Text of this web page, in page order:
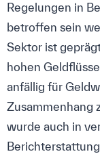
Regelungen in
betroffen sein
Sektor ist
hohen
anfällig für
Zusammenhang
wurde auch in